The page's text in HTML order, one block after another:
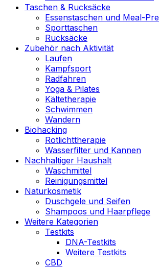
Taschen & Rucksäcke
Essenstaschen und Meal-
Sporttaschen
Rucksäcke
Zubehör nach Aktivität
Laufen
Kampfsport
Radfahren
Yoga & Pilates
Kältetherapie
Schwimmen
Wandern
Biohacking
Rotlichttherapie
Wasserfilter und Kannen
Nachhaltiger Haushalt
Waschmittel
Reinigungsmittel
Naturkosmetik
Duschgele und Seifen
Shampoos und Haarpflege
Weitere Kategorien
Testkits
DNA-Testkits
Weitere Testkits
CBD